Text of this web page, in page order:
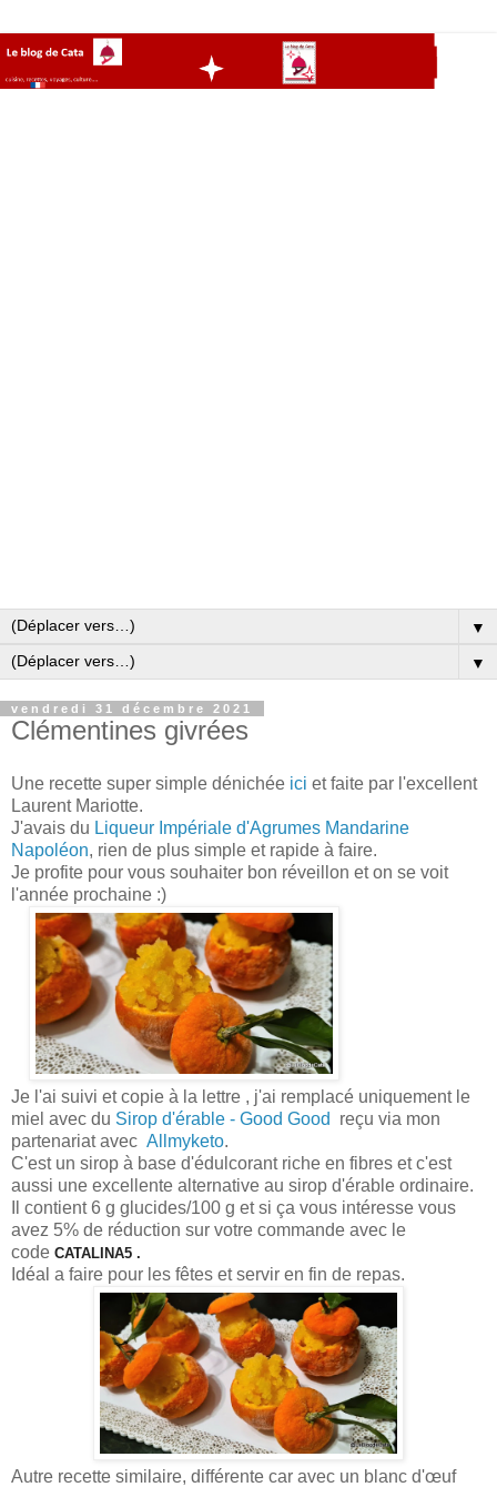
▼
▼
vendredi 31 décembre 2021
Clémentines givrées
Une recette super simple dénichée ici et faite par l'excellent
Laurent Mariotte.
J'avais du Liqueur Impériale d'Agrumes Mandarine
Napoléon, rien de plus simple et rapide à faire.
Je profite pour vous souhaiter bon réveillon et on se voit
l'année prochaine :)
Je l'ai suivi et copie à la lettre , j'ai remplacé uniquement le
miel avec du Sirop d'érable - Good Good
reçu via mon
partenariat avec Allmyketo.
C'est un sirop à base d'édulcorant riche en fibres et c'est
aussi une excellente alternative au sirop d'érable ordinaire.
Il contient 6 g glucides/100 g et si ça vous intéresse vous
avez 5% de réduction sur votre commande avec le
code CATALINA5 .
Idéal a faire pour les fêtes et servir en fin de repas.
Autre recette similaire, différente car avec un blanc d'œuf